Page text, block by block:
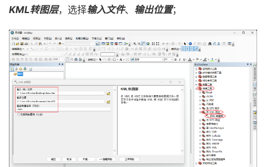
KML转图层，选择输入文件、 输出位置；